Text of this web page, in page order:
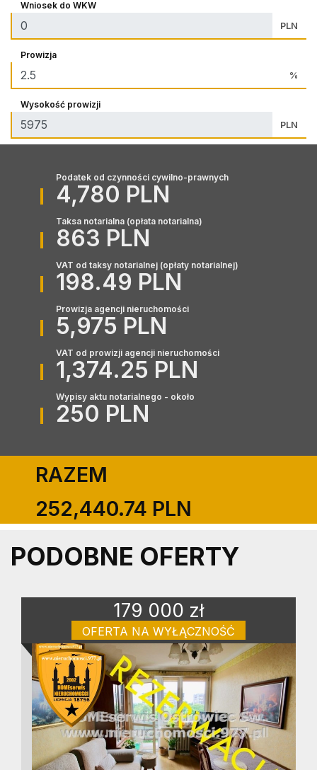
Wniosek do WKW
PLN
Prowizja
%
Wysokość prowizji
PLN
Podatek od czynności cywilno-prawnych
4,780 PLN
Taksa notarialna (opłata notarialna)
863 PLN
VAT od taksy notarialnej (opłaty notarialnej)
198.49 PLN
Prowizja agencji nieruchomości
5,975 PLN
VAT od prowizji agencji nieruchomości
1,374.25 PLN
Wypisy aktu notarialnego - około
250 PLN
RAZEM
252,440.74 PLN
PODOBNE OFERTY
179 000 zł
OFERTA NA WYŁĄCZNOŚĆ
mieszkanie na sprzedaż